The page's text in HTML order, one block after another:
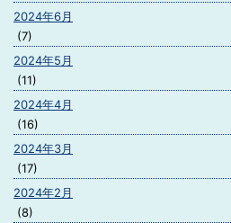
2024年6月
(7)
2024年5月
(11)
2024年4月
(16)
2024年3月
(17)
2024年2月
(8)